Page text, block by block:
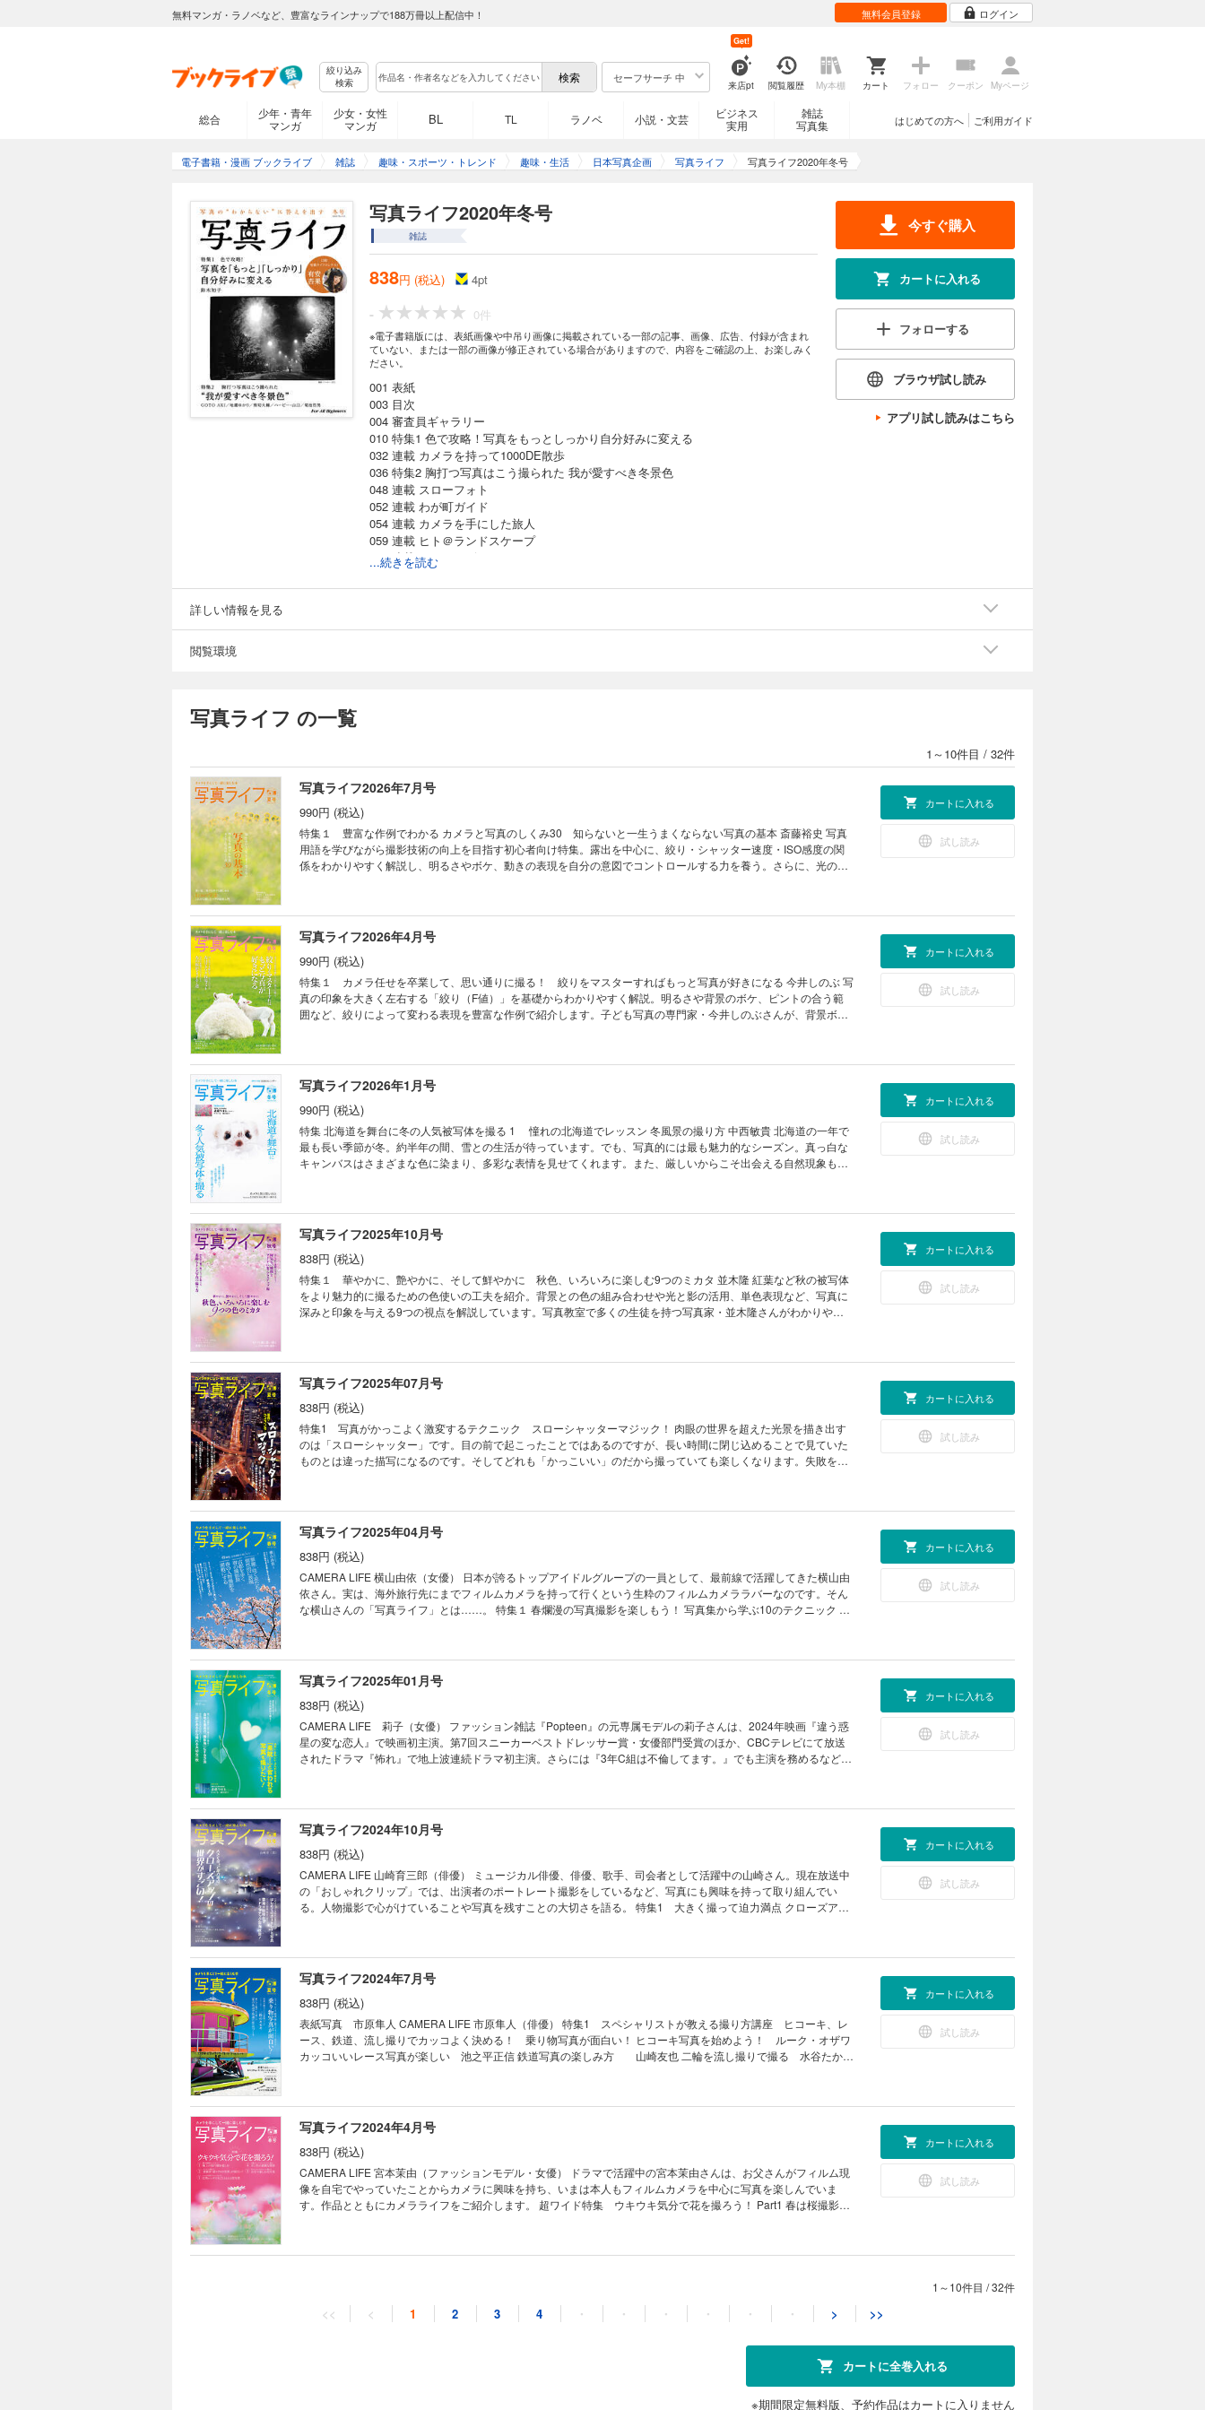
無料マンガ・ラノベなど、豊富なラインナップで188万冊以上配信中！ 無料会員登録 ログイン
絞り込み
検索
セーフサーチ 中
来店pt
Get!
閲覧履歴 My本棚 カート フォロー クーポン Myページ
総合
少年・青年
マンガ
少女・女性
マンガ
BL TL ラノベ 小説・文芸
ビジネス
実用
雑誌
写真集
ご利用ガイド
はじめての方へ
電子書籍・漫画 ブックライブ 雑誌 趣味・スポーツ・トレンド 趣味・生活 日本写真企画 写真ライフ 写真ライフ2020年冬号
写真ライフ2020年冬号
雑誌
838円 (税込) 4pt
- 0件
※電子書籍版には、表紙画像や中吊り画像に掲載されている一部の記事、画像、広告、付録が含まれ
ていない、または一部の画像が修正されている場合がありますので、内容をご確認の上、お楽しみく
ださい。
001 表紙
003 目次
004 審査員ギャラリー
010 特集1 色で攻略！写真をもっとしっかり自分好みに変える
032 連載 カメラを持って1000DE散歩
036 特集2 胸打つ写真はこう撮られた 我が愛すべき冬景色
048 連載 スローフォト
052 連載 わが町ガイド
054 連載 カメラを手にした旅人
059 連載 ヒト＠ランドスケープ
062 連載 フォトナビ
078 連載 写真ライフ撮影教室
080 連載 撮影地別撮り方ガイド
088 写真ライフコンテスト
...続きを読む
今すぐ購入
カートに入れる
フォローする
ブラウザ試し読み
アプリ試し読みはこちら
詳しい情報を見る
閲覧環境
写真ライフ の一覧
1～10件目 / 32件
写真ライフ2026年7月号
990円 (税込)
特集１ 豊富な作例でわかる カメラと写真のしくみ30 知らないと一生うまくならない写真の基本 斎藤裕史 写真
用語を学びながら撮影技術の向上を目指す初心者向け特集。露出を中心に、絞り・シャッター速度・ISO感度の関
係をわかりやすく解説し、明るさやボケ、動きの表現を自分の意図でコントロールする力を養う。さらに、光の向
ストグラム／ダイナミックレンジ／白飛び／黒つぶれ／ノイズ／順光／逆光／サイド光／階調／コントラスト／ホ
ワイトバランス／ＡＷＢ／遠近描写／圧縮効果／ピント／前ボケ／被写界深度／構図／フレーミング／視線誘導／
流し撮り／被写体ブレ／フレア／ゴースト 特集２ 暑い夏、外でも中でも楽しめる 1㎝の宇宙 これから楽しむ
マクロ撮影入門 オサラギイヅミ 身近な被写体にぐっと近づき、「1cmの宇宙」を発見するマクロ撮影の入門特集。
花や水滴、鉱物などを題材に、主役の見つけ方や距離・角度の工夫、F値によるボケ表現、ピント合わせのコツを
やさしく解説する。さらに霧吹きやライトを使った演出や室内撮影の方法も紹介し、特別な場所に行かなくても楽
しめる点が魅力。視点を変えて小さな世界を切り取ることで、写真表現の幅を広げられる内容。
カートに入れる
試し読み
写真ライフ2026年4月号
990円 (税込)
特集１ カメラ任せを卒業して、思い通りに撮る！ 絞りをマスターすればもっと写真が好きになる 今井しのぶ 写
真の印象を大きく左右する「絞り（F値）」を基礎からわかりやすく解説。明るさや背景のボケ、ピントの合う範
囲など、絞りによって変わる表現を豊富な作例で紹介します。子ども写真の専門家・今井しのぶさんが、背景ボケ
牧場写真家・平林美紀さんが、春の牧場で“はじめてでもかわいく撮れる”おでかけ写真術を紹介。動物への配慮を
大切にしながら、親子の姿や春の花・緑との組み合わせ、前ボケを活かした撮り方など初心者に嬉しいポイントを
丁寧に解説。標準・望遠・広角レンズの使い分けや構図、光の選び方、動きのあるシーンの撮影まで幅広くカバ
ー。春は動物の赤ちゃんに出会える絶好の季節。牧場フォトの魅力が詰まった内容です。 特集３ 写真の表現力が
ぐっと上がる 春の撮影アイテム７選 並木隆 春の撮影をワンランクアップさせる「絶対使いたいアイテム7選」を
写真家・並木隆さんが徹底紹介。ふんわり感を演出するミストフィルター、色彩を引き出すPLフィルター、花撮影
に欠かせないマクロレンズや明るい単焦点、広さを活かす超広角、安定した撮影を叶える三脚、逆光で役立つレフ
カートに入れる
試し読み
写真ライフ2026年1月号
990円 (税込)
特集 北海道を舞台に冬の人気被写体を撮る 1 憧れの北海道でレッスン 冬風景の撮り方 中西敏貴 北海道の一年で
最も長い季節が冬。約半年の間、雪との生活が待っています。でも、写真的には最も魅力的なシーズン。真っ白な
キャンバスはさまざまな色に染まり、多彩な表情を見せてくれます。また、厳しいからこそ出会える自然現象も魅
物ですから、向き合い方を知っておかないと撮れないばかりか、多くの人に迷惑がかかります。まずはそんな心構
えから、自然写真家の髙橋忠照さんに教えてもらいます！ ３ 冬の鉄道を撮る 石田俊幸 雪の中を疾走する鉄道は絵
になります。普段は雑然とした周囲の様子も雪がきれいに隠してくれて、車体の輪郭が明確に浮かび上がります。
車両そのものの魅力もありますが、広大な風景を活かした撮影もいつかは撮りたいものです。情緒ある鉄道写真の
撮り方をお伝えします。 ４ 煌めく星空を撮ってみたい！ 山本純一 夜空に煌めく星に憧れた写真を始めたという方
もいるでしょう。私も魅了されたうちのひとり。特に北海道は漆黒の闇に浮かぶ星を撮れる場所もあって、一度は
撮りにきたい場所だと思います。今回は、一発撮りで星空を撮る方法をお伝えします。 ・冬の北海道ベストスポッ
カートに入れる
試し読み
写真ライフ2025年10月号
838円 (税込)
特集１ 華やかに、艶やかに、そして鮮やかに 秋色、いろいろに楽しむ9つのミカタ 並木隆 紅葉など秋の被写体
をより魅力的に撮るための色使いの工夫を紹介。背景との色の組み合わせや光と影の活用、単色表現など、写真に
深みと印象を与える9つの視点を解説しています。写真教室で多くの生徒を持つ写真家・並木隆さんがわかりやす
構図やローポジション、逆光・シルエット、リフレクション、動きの表現、季節感の色使い、視線誘導のフレーミ
ングなど、都市スナップをアートに変える多彩なテクニックが解説されています。 特集３ 40年以上撮り続けるプ
ロが教える 素敵なトンボ写真の撮り方 田中博 田中博氏が40年以上の経験をもとに、トンボ撮影の魅力と技術を
解説。季節・時間帯・生息地ごとの観察ポイントや、構図・光・レンズ選び・カメラ設定など実践的な撮影テクニ
ックを紹介。飛翔や産卵、群れ、夕景など多彩なシーンを捉えるための工夫も満載で、童謡の世界観を写真で表現
する感性も語られています。 好評連載 わたしの心、ウゴク、ハネル、オドル。 ～グッド！な一瞬を探して～ テ
ーマ「思い出」 斎藤ちはる □写真上達講座 写真ライフオープンフォトコンテスト（近井沙妃）／添削講座フォトナ
カートに入れる
試し読み
写真ライフ2025年07月号
838円 (税込)
特集1 写真がかっこよく激変するテクニック スローシャッターマジック！ 肉眼の世界を超えた光景を描き出す
のは「スローシャッター」です。目の前で起こったことではあるのですが、長い時間に閉じ込めることで見ていた
ものとは違った描写になるのです。そしてどれも「かっこいい」のだから撮っていても楽しくなります。失敗を恐
にできる「選択」を教えます！ 夏に撮りたい被写体をどう撮ったらいいの？ 斎藤裕史 暑い夏がやってきますが、
現場で「どう撮ったらいいの……」と悩んでいたら、時間がかかるは、暑さにやられるはで効率の悪い撮影となっ
てしまいます。そこで迷わずに撮るために「選択」のヒントをご紹介します。頭に入れておくだけで、グングン撮
れるようになるはずです！ 特集3 屋上や展望台から撮る！ スカイフォトのススメ 荒谷良一 太古から変わらずに
存在し多くの人々が見てきた太陽や月や空、かつて北斎も描いた富士山。そして現在に生きる私たちが住む場所。
それらをいっぺんに見られる喜び、そんな壮大な写真を撮ってみませんか！ 高いところから見下ろした光景は絶景
です。 写真ライフ道場 プロの撮影現場に同行する！ 山岸伸／近井沙妃 好評連載 わたしの心、ウゴク、ハネル、
カートに入れる
試し読み
写真ライフ2025年04月号
838円 (税込)
CAMERA LIFE 横山由依（女優） 日本が誇るトップアイドルグループの一員として、最前線で活躍してきた横山由
依さん。実は、海外旅行先にまでフィルムカメラを持って行くという生粋のフィルムカメララバーなのです。そん
な横山さんの「写真ライフ」とは……。 特集１ 春爛漫の写真撮影を楽しもう！ 写真集から学ぶ10のテクニック 華
いうこと。そこで昨年、花の写真展を２つ開催した写真家・斎藤裕史さんに登場いただき、写真集クオリティの作
品の撮り方を教えてもらいます。個性的な表現で人気です。 歴史をたどりながら記憶を残す 春の古都を歩く撮影旅
原田 寛 奈良、京都、鎌倉は日本人だけでなく、多くの外国人が「日本らしさ」を感じられるスポットして大人気で
す。でもいざ「らしい」写真を撮ろうと思うと、どう撮っていいのか迷いませんか？ そこで今回は古都写真家とし
て長年これらの町を撮り続けてきた原田寛さんに基本的な撮り方・狙い方を伝授していただきます。意外に撮り方
については書かれたものがないので参考になるはずです。 春の人物撮影を素敵にする 今井しのぶ 春は別れや出会
いの季節で人物を撮る機会が多くなります。また桜などの花も咲くのでポートレート写真の舞台としては魅力たっ
の？」と言われるのが嫌で、知ったふりをするなんてことありませんか？ 上達を目指すなら正しい知識を学ぶべ
きです。今回は今更聞けないようなことを50個選びました。これは、著者の田邊和宜さんが教室でよく聞かれるこ
とや編集部に寄せられた疑問を集めました。きっと「よくぞ聞いてくれた！」という内容もあるはずです。 特集３
意外に知らない カメラバッグの正しい使い方 木村楓也 カメラやレンズを趣味や仕事で使う人にとって、カメラバ
ッグは必需品です。でも、どんなカメラバッグが必要かは、機材によって異なります。普段撮影に使う機材を収納
でき、持ち歩くのに体力的に無理がなく、身体に負担をかけない、そんな都合の良いカメラバッグはあるのでしょ
ティング講座（見崎豪）／花写真の参考書（蜂須賀秀紀） □写真上達講座 写真ライフオープンフォトコンテスト
（秋山華子）／添削講座フォトナビ（森谷柊也）
カートに入れる
試し読み
写真ライフ2025年01月号
838円 (税込)
CAMERA LIFE 莉子（女優） ファッション雑誌『Popteen』の元専属モデルの莉子さんは、2024年映画『違う惑
星の変な恋人』で映画初主演。第7回スニーカーベストドレッサー賞・女優部門受賞のほか、CBCテレビにて放送
されたドラマ『怖れ』で地上波連続ドラマ初主演。さらには『3年C組は不倫してます。』でも主演を務めるなど注
真」などの言葉が、日常的に使われるようになりましたが、やっぱり撮った写真が「素敵！」と言われるのは嬉し
いものです。でも、いいなと思って撮った写真がどこか平凡に感じられたりして思い通りにはいかないもの。そこ
で、PART１から10にわけて素敵に撮るための方法を解説。教えてくれるのは「おしゃれフォト」の第一人者・石
井秀俊さんです。 特集2 寒い冬は暖かい家で撮るのに限る！ 自宅を最高の撮影にする方法 早坂華乃 自宅を「最
高の撮影スポット」に変えよう！ 身近な空間でも、ちょっとした工夫で「映える写真」を撮ることができます。特
別な場所に出かけずとも、自宅にいながらいろいろな撮影を楽しめるテクニックをご紹介します。解説していただ
くのは早坂華乃さんです。家でこんなに素敵な写真が撮れるなら、寒い外にいかなくても（笑）、楽しめそうで
め三脚カタログと合わせて、三脚の魅力をお伝えしていきます。 特別付録 2025Calendar 斎藤ちはる「グッ
と！ な一瞬を探して」 テレビ朝日アナウンサーであり、本誌で連載を担当している斎藤ちはるさんが撮りためた写
真で構成する2025年カレンダーが特別付録となります。季節の被写体を斎藤さんの目線で切り取ったオリジナリテ
ィーのある世界観が広がります。やさしい色調で描かれた作品で一年間心癒されながら、日々を楽しむことができ
ます。 好評連載 わたしの心、ウゴク、ハネル、オドル。 ～グッド！な一瞬を探して～ テーマ「赤と青」</b> 斎
藤ちはる
カートに入れる
試し読み
写真ライフ2024年10月号
838円 (税込)
CAMERA LIFE 山崎育三郎（俳優） ミュージカル俳優、俳優、歌手、司会者として活躍中の山崎さん。現在放送中
の「おしゃれクリップ」では、出演者のポートレート撮影をしているなど、写真にも興味を持って取り組んでい
る。人物撮影で心がけていることや写真を残すことの大切さを語る。 特集1 大きく撮って迫力満点 クローズアッ
げたりとクローズアップの世界はすごいです！ いろいろな角度からクローズアップ撮影のポイントを解説します。
特集2 11のポイントを知れば差が付く！ はじめてのポートレート写真 近井沙妃 人物を素敵に撮りたい。そんな方
へお届けするポートレート写真の特集です。少しの動きで視点が増える、魅力が見つかる。喜んでもらえれば、ポ
ートレート撮影がもっと楽しくなります。人を撮る上で知っておきたい大切なこと、知っておけば変わることを解
説します。 特集3 シーズン到来、高台へ登ろう 雲海＋街明かり＝ドラマチック雲海夜景！ 川北茂貴 雲海は朝焼
けとの組み合わせだけではありません。よりドラマチックなのは夜景とコラボした光景です。雲海が漂いやすくな
る季節となります。展望台などから街を見下ろすと素敵な光景が広がっています。その撮り方を夜景写真家の川北
藤ちはる □撮影の知識を学ぶ ストロボで実践 上手に見せるためのライティング講座（見崎豪）／花写真の参考書
（蜂須賀秀紀） □写真上達講座 写真ライフオープンフォトコンテスト（佐藤倫子）／添削講座フォトナビ（酒井な
カートに入れる
試し読み
写真ライフ2024年7月号
838円 (税込)
表紙写真 市原隼人 CAMERA LIFE 市原隼人（俳優） 特集1 スペシャリストが教える撮り方講座 ヒコーキ、レ
ース、鉄道、流し撮りでカッコよく決める！ 乗り物写真が面白い！ ヒコーキ写真を始めよう！ ルーク・オザワ
カッコいいレース写真が楽しい 池之平正信 鉄道写真の楽しみ方 山崎友也 二輪を流し撮りで撮る 水谷たかひ
って追い風がビュンビュン吹いている状態。今回はその道のスペシャリストに登場いただき、乗り物写真の始め方
を教えてもらいます。 特集2 写真を撮ることはこんなに素晴らしい 一枚のキセキ ハービー・山口 一枚の写真が
撮影者の思いを超えて、撮られた人、それを見る人の心を動かすことがあります。今回は、ハービー山口さんが撮
影された作品から広がった物語をご紹介します。どんな出会いがあり、どんなストーリーへと展開していったの
か、たった一枚がキセキへと繋がったお話です。 特集3 暑いけど爽やかで楽しい 夏の水辺で快適に作品づくり
萩原れいこ 今年も暑い夏がやってきます。写真を撮りに出るのも嫌になるくらい……暑い。でも撮りたい！ そんな
方は水辺での撮影がおすすめです。日陰に入れば涼しい風を感じながら撮ることができるでしょう。しかもちょっ
カートに入れる
試し読み
写真ライフ2024年4月号
838円 (税込)
CAMERA LIFE 宮本茉由（ファッションモデル・女優） ドラマで活躍中の宮本茉由さんは、お父さんがフィルム現
像を自宅でやっていたことからカメラに興味を持ち、いまは本人もフィルムカメラを中心に写真を楽しんでいま
す。作品とともにカメラライフをご紹介します。 超ワイド特集 ウキウキ気分で花を撮ろう！ Part1 春は桜撮影か
たいですよね！ Part2 スマホじゃ撮れない 斎藤流「超マクロの世界」が面白い！ 斎藤裕史 クローズアップで花な
ンズでぼかした表現がイメージされますが、広々ととらえることで現場の空気感を花と一緒にとらえることができ
に選ぶ 花と色の素敵な関係 石井秀俊 花は色とりどりでそれだけでも十分美しいのですが、洋服をあれこれとコー
ディネートするかのように背景や前ボケの色を変えたり、全体の色をホワイトバランスで変えるとさらに素敵にな
花は屋外で撮影するもの……でもありますが、家の中でだって撮ることができます。コツは光をいかにコントロー
カートに入れる
試し読み
CAMERA LIFE イモトアヤコ 特集1 撮るときに意識できれば効果抜群 写真と色の素敵な関係 河野鉄平 写真を
写真を撮っているでしょうか？ 構図やシャッターチャンスも大事ですが、写真は色によっても、印象ががらりと変
わります。今回は色が写真撮影でどれほど重要な役割を果たすのか、いっしょに考えてみたいと思います。 特集
2 覚えるだけでガラッと激変 マニュアルモードの三大要素 石井秀俊 Ｆ値・シャッタースピード・ISO感度は
「写真の三大要素」とも言われます。撮影シーンに応じて、それぞれの値を調整することで写真はまったく異なる
カートに入れる
1～10件目 /32件
<< < 1 2 3 4 ・ ・ ・ ・ ・ ・ > >>
カートに全巻入れる
※期間限定無料版、予約作品はカートに入りません